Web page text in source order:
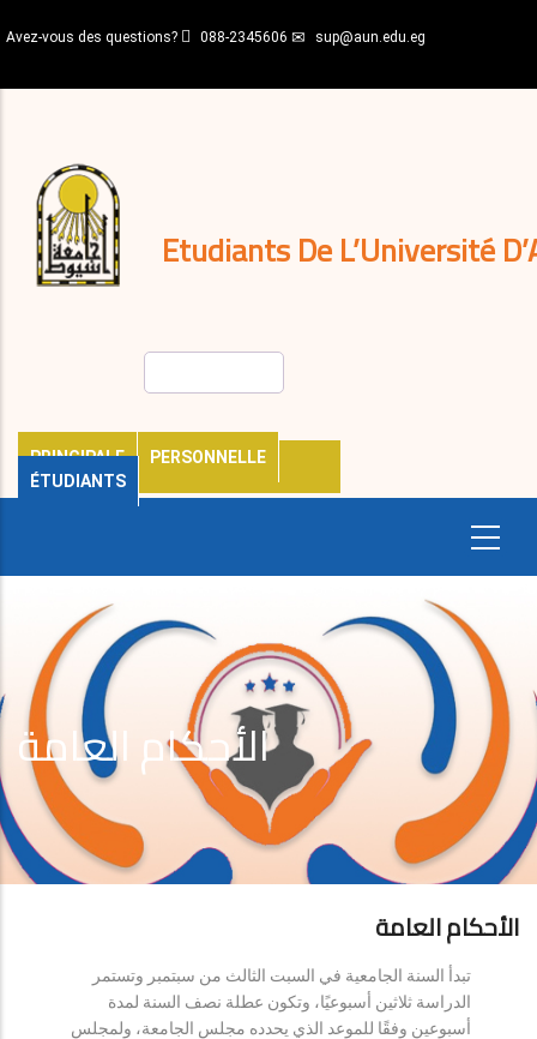
au
principal
Avez-vous des questions? 088-2345606 sup@aun.edu.eg
Etudiants De L’Université
PRINCIPALE
PERSONNELLE
ÉTUDIANTS
décisions
Expatriés
Journal
الأحكام العامة
الأحكام العامة
تبدأ السنة الجامعية في السبت الثالث من سبتمبر وتستمر
الدراسة ثلاثين أسبوعيًا، وتكون عطلة نصف السنة لمدة
أسبوعين وفقًا للموعد الذي يحدده مجلس الجامعة، ولمجلس